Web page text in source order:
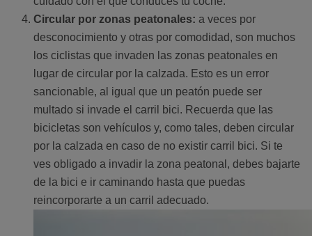
Circular por zonas peatonales: a veces por
desconocimiento y otras por comodidad, son muchos
los ciclistas que invaden las zonas peatonales en
lugar de circular por la calzada. Esto es un error
sancionable, al igual que un peatón puede ser
multado si invade el carril bici. Recuerda que las
bicicletas son vehículos y, como tales, deben circular
por la calzada en caso de no existir carril bici. Si te
ves obligado a invadir la zona peatonal, debes bajarte
de la bici e ir caminando hasta que puedas
reincorporarte a un carril adecuado.